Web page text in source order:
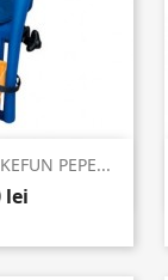
PEPE...
lei
rapida